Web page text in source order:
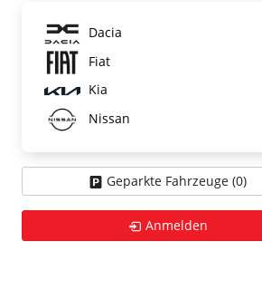
Dacia
Fiat
Kia
Nissan
Geparkte Fahrzeuge (0)
Anmelden